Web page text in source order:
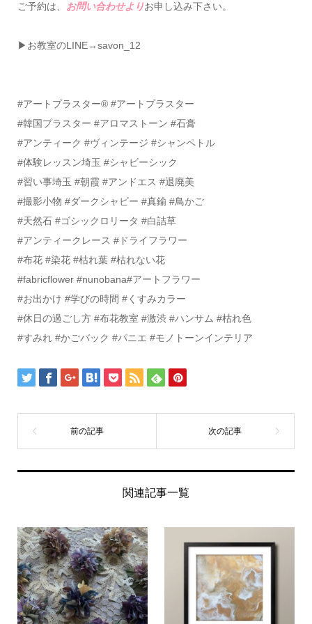
ご予約は、 お問い合わせよりお申し込み下さい。
▶お教室のLINE→savon_12
#アートプラスター®️ #アートプラスター
#韓国プラスター #アロマストーン #石膏
#アンティーク #ヴィンテージ #シャンペトル
#体験レッスン埼玉 #シャビーシック
#習い事埼玉 #朝霞 #アンドエス #退廃美
#撮影小物 #ダークシャビー #真鍮 #鳥かご
#天然石 #ゴシックロリータ #白詰草
#アンティークレース #ドライフラワー
#布花 #染花 #枯れ葉 #枯れない花
#fabricflower #nunobana#アートフラワー
#お出かけ #学びの時間 #くすみカラー
#休日の過ごし方 #布花教室 #激渋 #ハンサム #枯れ色
#すみれ #かごバック #パニエ #モノトーンインテリア
関連記事一覧